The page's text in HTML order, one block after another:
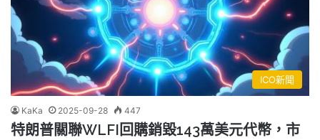
ICO新聞
KaKa 2025-09-28 447
特朗普關聯WLFI回購銷毀143萬美元代幣，市